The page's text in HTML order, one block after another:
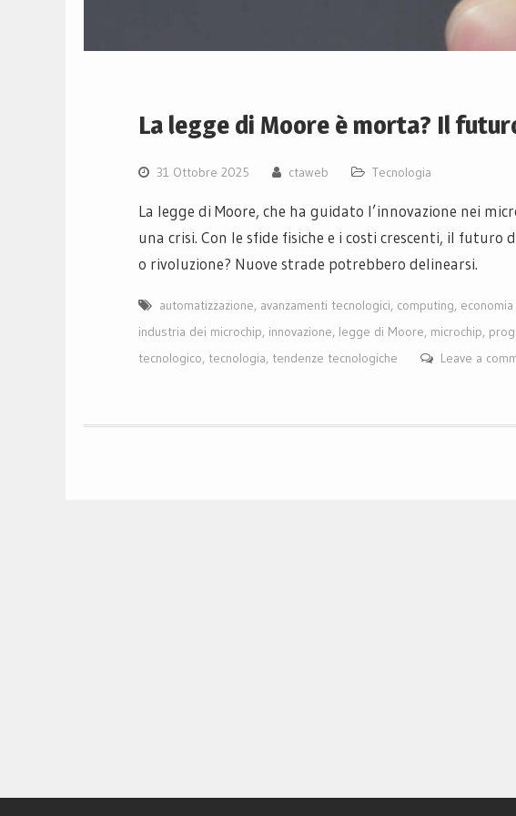
La legge di Moore è morta? Il
31 Ottobre 2025 ctaweb Tecnologia
La legge di Moore, che ha guidato l’innovazione nei
una crisi. Con le sfide fisiche e i costi crescenti, il
o rivoluzione? Nuove strade potrebbero delinearsi.
automatizzazione, avanzamenti tecnologici, computing,
industria dei microchip, innovazione, legge di Moore, microchip,
tecnologico, tecnologia, tendenze tecnologiche Leave a